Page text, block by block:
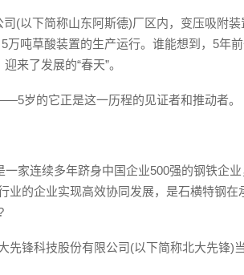
(以下简称山东阿斯德)厂区内，变压吸附
万吨草酸装置的生产运行。谁能想到，5年
来了发展的“春天”。
岁的它正是这一历程的见证者和推动者。
家连续多年跻身中国企业500强的钢铁企
业的企业实现高效协同发展，是石横特钢
锋科技股份有限公司(以下简称北大先锋)